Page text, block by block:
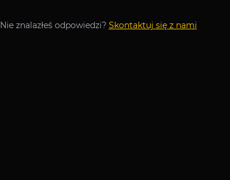
Nie znalazłeś odpowiedzi? Skontaktuj się z nami